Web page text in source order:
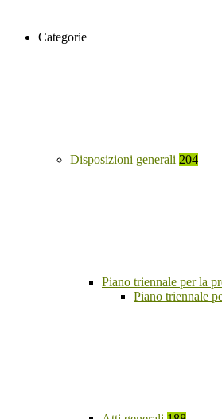
Categorie
Disposizioni generali 204
Piano triennale per la
Piano triennale